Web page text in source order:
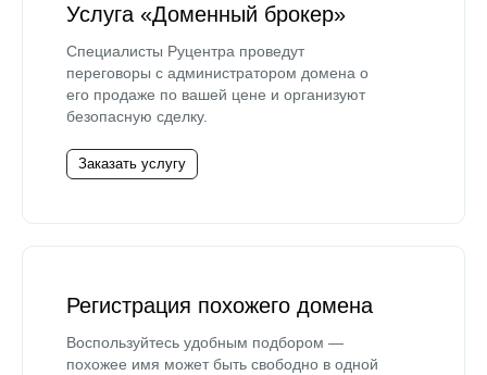
Услуга «Доменный брокер»
Специалисты Руцентра проведут
переговоры с администратором домена о
его продаже по вашей цене и организуют
безопасную сделку.
Заказать услугу
Регистрация похожего домена
Воспользуйтесь удобным подбором —
похожее имя может быть свободно в одной